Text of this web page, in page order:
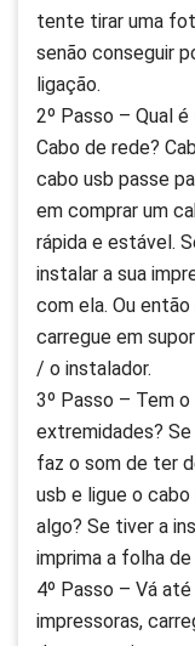
tente tirar uma
senão conseguir
ligação.
2º Passo – Qual
Cabo de rede?
cabo usb passe
em comprar um
rápida e estável.
instalar a sua
com ela. Ou
carregue em
/ o instalador.
3º Passo – Tem o
extremidades?
faz o som de ter
usb e ligue o
algo? Se tiver a
imprima a folha
4º Passo – Vá
impressoras,